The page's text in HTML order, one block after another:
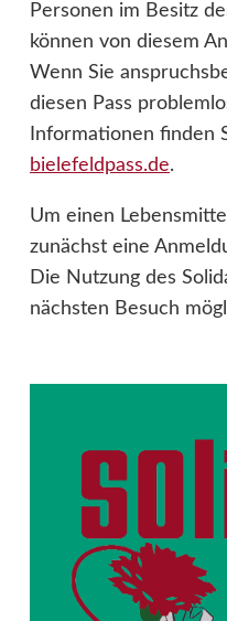
Personen im Besitz
können von diesem
Wenn Sie
diesen Pass
Informationen finden
bielefeldpass.de.
Um einen
zunächst eine
Die Nutzung des
nächsten Besuch